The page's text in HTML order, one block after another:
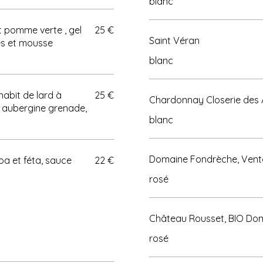
pomme verte , gel 25 €
lard à
grenade,
25 €
22 €
Saint Véran
blanc
Chardonnay Closerie des
blanc
Domaine Fondrèche,
rosé
rosé